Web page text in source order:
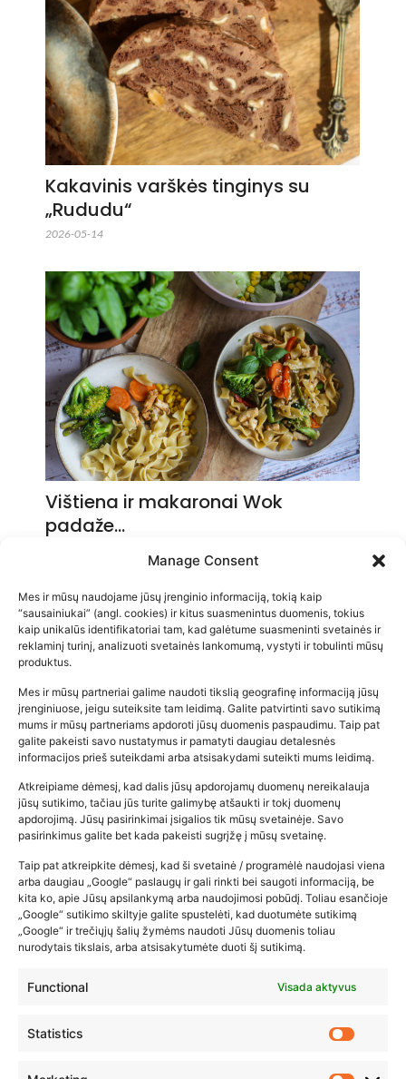
Manage Consent
Mes ir mūsų naudojame jūsų įrenginio informaciją, tokią kaip
“sausainiukai” (angl. cookies) ir kitus suasmenintus duomenis, tokius
kaip unikalūs identifikatoriai tam, kad galėtume suasmeninti svetainės ir
reklaminį turinį, analizuoti svetainės lankomumą, vystyti ir tobulinti mūsų
produktus.
Mes ir mūsų partneriai galime naudoti tikslią geografinę informaciją jūsų
įrenginiuose, jeigu suteiksite tam leidimą. Galite patvirtinti savo sutikimą
mums ir mūsų partneriams apdoroti jūsų duomenis paspaudimu. Taip pat
galite pakeisti savo nustatymus ir pamatyti daugiau detalesnės
informacijos prieš suteikdami arba atsisakydami suteikti mums leidimą.
Atkreipiame dėmesį, kad dalis jūsų apdorojamų duomenų nereikalauja
jūsų sutikimo, tačiau jūs turite galimybę atšaukti ir tokį duomenų
apdorojimą. Jūsų pasirinkimai įsigalios tik mūsų svetainėje. Savo
pasirinkimus galite bet kada pakeisti sugrįžę į mūsų svetainę.
Taip pat atkreipkite dėmesį, kad ši svetainė / programėlė naudojasi viena
arba daugiau „Google“ paslaugų ir gali rinkti bei saugoti informaciją, be
kita ko, apie Jūsų apsilankymą arba naudojimosi pobūdį. Toliau esančioje
„Google“ sutikimo skiltyje galite spustelėti, kad duotumėte sutikimą
„Google“ ir trečiųjų šalių žymėms naudoti Jūsų duomenis toliau
nurodytais tikslais, arba atsisakytumėte duoti šį sutikimą.
Functional Visada aktyvus
Statistics
Kakavinis varškės tinginys su
„Rududu“
2026-05-14
Vištiena ir makaronai Wok
padaže…
Populiariausios parduotuvės
kūdikių tyrelės –…
2026-02-22